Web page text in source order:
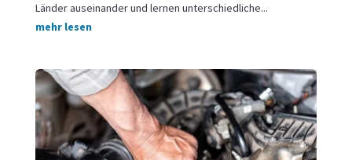
Länder auseinander und lernen unterschiedliche...
mehr lesen